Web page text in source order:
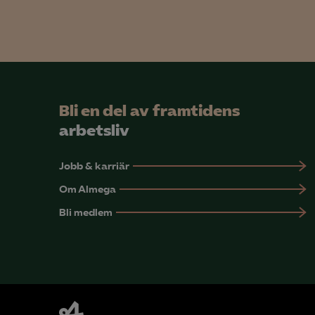
Bli en del av framtidens
arbetsliv
Jobb & karriär
Om Almega
Bli medlem